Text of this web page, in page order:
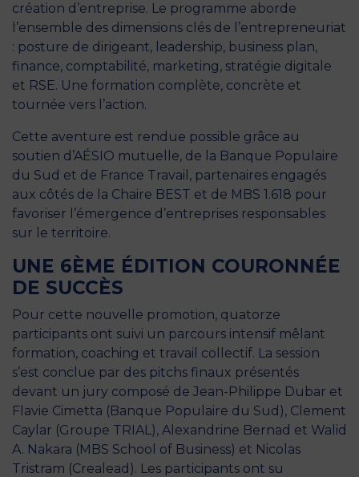
création d’entreprise. Le programme aborde
l’ensemble des dimensions clés de l’entrepreneuriat
: posture de dirigeant, leadership, business plan,
finance, comptabilité, marketing, stratégie digitale
et RSE. Une formation complète, concrète et
tournée vers l’action.
Cette aventure est rendue possible grâce au
soutien d’AÉSIO mutuelle, de la Banque Populaire
du Sud et de France Travail, partenaires engagés
aux côtés de la Chaire BEST et de MBS 1.618 pour
favoriser l’émergence d’entreprises responsables
sur le territoire.
UNE 6ÈME ÉDITION COURONNÉE
DE SUCCÈS
Pour cette nouvelle promotion, quatorze
participants ont suivi un parcours intensif mêlant
formation, coaching et travail collectif. La session
s’est conclue par des pitchs finaux présentés
devant un jury composé de Jean-Philippe Dubar et
Flavie Cimetta (Banque Populaire du Sud), Clement
Caylar (Groupe TRIAL), Alexandrine Bernad et Walid
A. Nakara (MBS School of Business) et Nicolas
Tristram (Crealead). Les participants ont su